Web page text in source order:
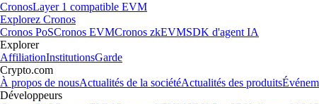
CronosLayer 1 compatible EVM
Explorez Cronos
Cronos PoSCronos EVMCronos zkEVMSDK d'agent IA
Explorer
AffiliationInstitutionsGarde
Crypto.com
À propos de nousActualités de la sociétéActualités des produits
Développeurs